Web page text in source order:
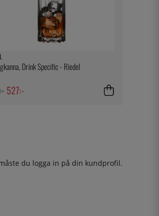
Drink Specific - Riedel
527:-
du logga in på din kundprofil.